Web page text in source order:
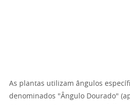
As plantas utilizam ângulos
denominados "Ângulo Dourado"